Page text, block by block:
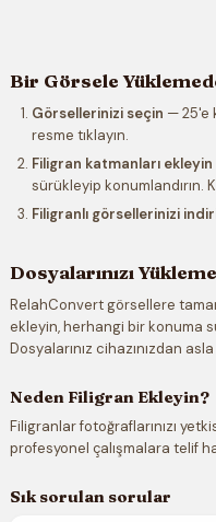
Bir Görsele
Görsellerinizi seçin — 25'e
resme tıklayın.
Filigran katmanları ekleyin
sürükleyip konumlandırın.
Filigranlı görsellerinizi
Dosyalarınızı
RelahConvert görsellere
ekleyin, herhangi bir konuma
Dosyalarınız cihazınızdan
Neden Filigran Ekleyin?
Filigranlar fotoğraflarınızı
profesyonel çalışmalara telif
Sık sorulan sorular